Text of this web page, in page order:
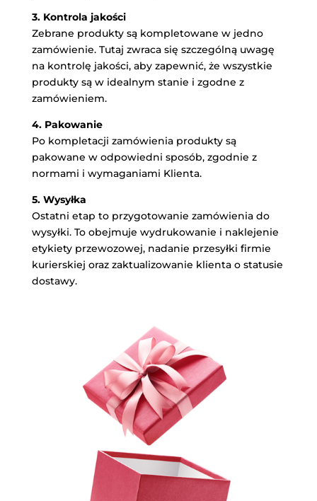
3. Kontrola jakości
Zebrane produkty są kompletowane w jedno
zamówienie. Tutaj zwraca się szczególną uwagę
na kontrolę jakości, aby zapewnić, że wszystkie
produkty są w idealnym stanie i zgodne z
zamówieniem.
4. Pakowanie
Po kompletacji zamówienia produkty są
pakowane w odpowiedni sposób, zgodnie z
normami i wymaganiami Klienta.
5. Wysyłka
Ostatni etap to przygotowanie zamówienia do
wysyłki. To obejmuje wydrukowanie i naklejenie
etykiety przewozowej, nadanie przesyłki firmie
kurierskiej oraz zaktualizowanie klienta o statusie
dostawy.